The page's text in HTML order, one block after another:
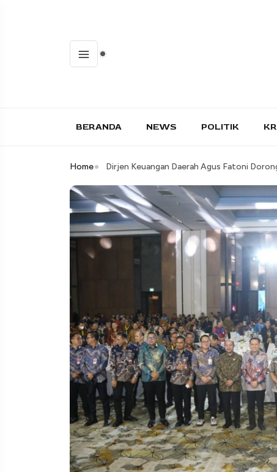
BERANDA NEWS POLITIK
Home Dirjen Keuangan Daerah Agus Fatoni